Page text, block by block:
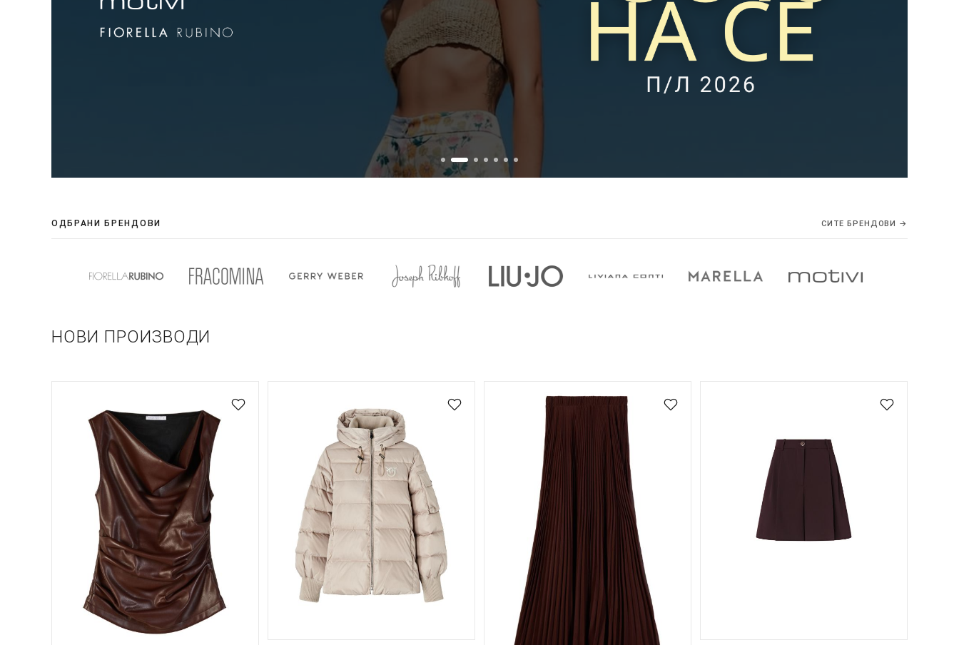
ОДБРАНИ БРЕНДОВИ СИТЕ БРЕНДОВИ →
НОВИ ПРОИЗВОДИ